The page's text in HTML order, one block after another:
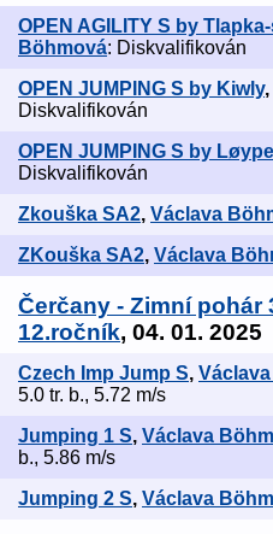
OPEN AGILITY S by
Böhmová: Diskvalifikován
OPEN JUMPING S by Kiwly,
Diskvalifikován
OPEN JUMPING S by Løype
Diskvalifikován
Zkouška SA2, Václava
ZKouška SA2, Václava
Čerčany - Zimní pohár
12.ročník, 04. 01. 2025
Czech Imp Jump S,
5.0 tr. b., 5.72 m/s
Jumping 1 S, Václava
b., 5.86 m/s
Jumping 2 S, Václava